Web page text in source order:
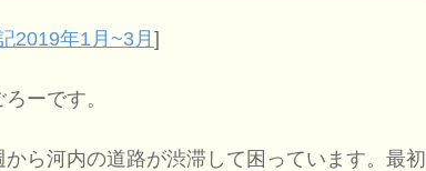
2019年1月~3月]
ーです。
ら河内の道路が渋滞して困っています。最初